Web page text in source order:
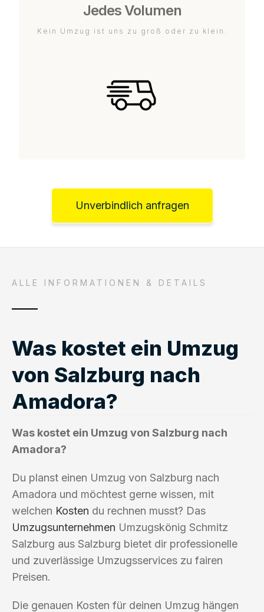
Jedes Volumen
Kein Umzug ist uns zu groß oder zu klein.
Unverbindlich anfragen
ALLE INFORMATIONEN & DETAILS
Was kostet ein Umzug
von Salzburg nach
Amadora?
Was kostet ein Umzug von Salzburg nach
Amadora?
Du planst einen Umzug von Salzburg nach
Amadora und möchtest gerne wissen, mit
welchen Kosten du rechnen musst? Das
Umzugsunternehmen Umzugskönig Schmitz
Salzburg aus Salzburg bietet dir professionelle
und zuverlässige Umzugsservices zu fairen
Preisen.
Die genauen Kosten für deinen Umzug hängen